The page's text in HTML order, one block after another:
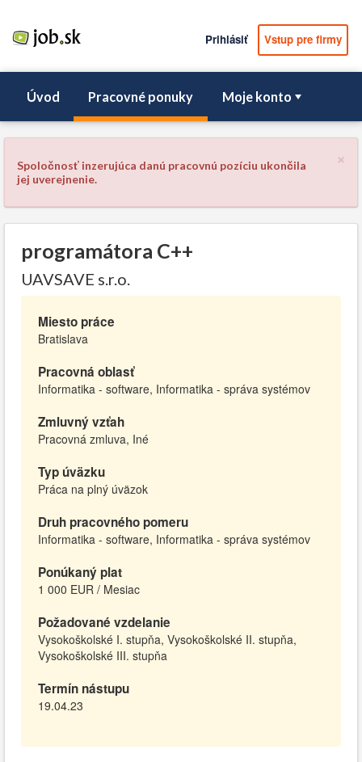
Prihlásiť Vstup pre firmy
Úvod Pracovné ponuky Moje konto
×
Spoločnosť inzerujúca danú pracovnú pozíciu ukončila
jej uverejnenie.
programátora C++
UAVSAVE s.r.o.
Miesto práce
Bratislava
Pracovná oblasť
Informatika - software, Informatika - správa systémov
Zmluvný vzťah
Pracovná zmluva, Iné
Typ úväzku
Práca na plný úväzok
Druh pracovného pomeru
Informatika - software, Informatika - správa systémov
Ponúkaný plat
1 000 EUR / Mesiac
Požadované vzdelanie
Vysokoškolské I. stupňa, Vysokoškolské II. stupňa,
Vysokoškolské III. stupňa
Termín nástupu
19.04.23